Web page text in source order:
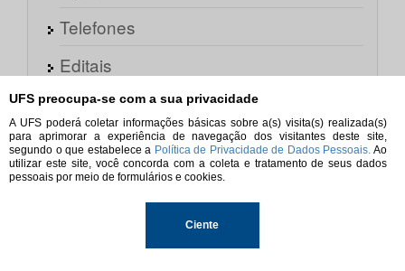
UFS preocupa-se com a sua privacidade
A UFS poderá coletar informações básicas sobre a(s) visita(s) realizada(s)
para aprimorar a experiência de navegação dos visitantes deste site,
segundo o que estabelece a Política de Privacidade de Dados Pessoais. Ao
utilizar este site, você concorda com a coleta e tratamento de seus dados
pessoais por meio de formulários e cookies.
Ciente
Telefones
Editais
Ascom
Sisu UFS
CESAD
Assuntos Internacionais